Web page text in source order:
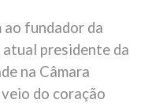
ao fundador da
presidente da
na Câmara
do coração